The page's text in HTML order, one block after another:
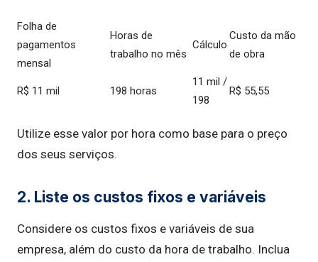
Folha de
pagamentos
mensal
Horas de
trabalho no mês
Cálculo
Custo da mão
de obra
R$ 11 mil 198 horas
11 mil /
198
R$ 55,55
Utilize esse valor por hora como base para o preço
dos seus serviços.
2. Liste os custos fixos e variáveis
Considere os custos fixos e variáveis de sua
empresa, além do custo da hora de trabalho. Inclua